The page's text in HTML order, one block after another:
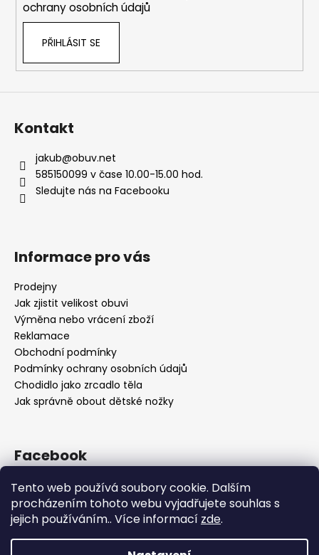
Tento web používá soubory cookie. Dalším
procházením tohoto webu vyjadřujete souhlas s
jejich používáním.. Více informací zde.
ochrany osobních údajů
PŘIHLÁSIT SE
Kontakt
jakub@obuv.net
585150099 v čase 10.00-15.00 hod.
Sledujte nás na Facebooku
Informace pro vás
Prodejny
Jak zjistit velikost obuvi
Výměna nebo vrácení zboží
Reklamace
Obchodní podmínky
Podmínky ochrany osobních údajů
Chodidlo jako zrcadlo těla
Jak správně obout dětské nožky
Facebook